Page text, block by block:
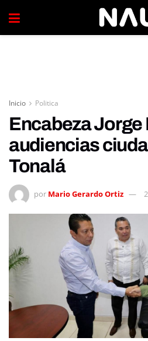
Inicio Politica
Encabeza Jorge
audiencias
Tonalá
por Mario Gerardo Ortiz